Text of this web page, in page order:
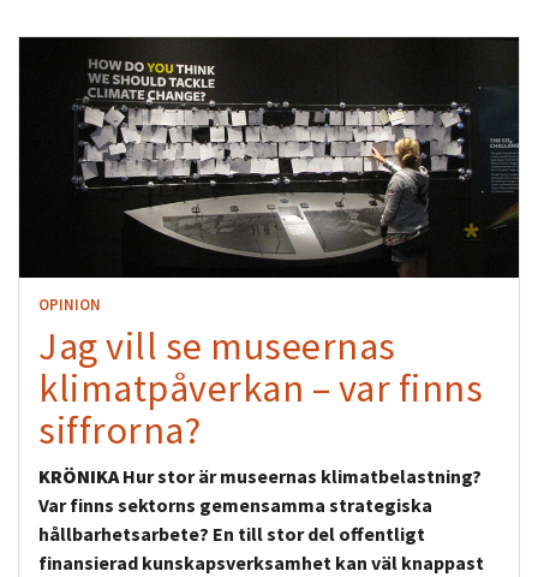
OPINION
Jag vill se museernas
klimatpåverkan – var finns
siffrorna?
KRÖNIKA Hur stor är museernas klimatbelastning?
Var finns sektorns gemensamma strategiska
hållbarhetsarbete? En till stor del offentligt
finansierad kunskapsverksamhet kan väl knappast